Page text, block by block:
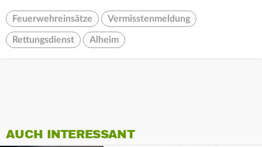
Feuerwehreinsätze Vermisstenmeldung
Rettungsdienst Alheim
AUCH INTERESSANT